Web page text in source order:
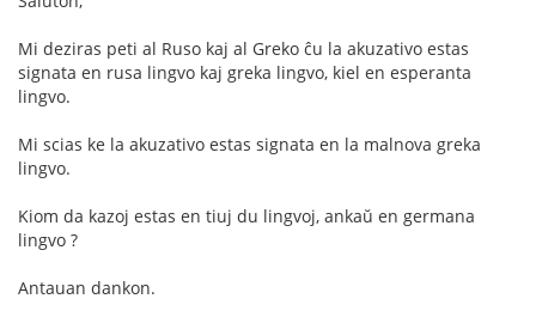
Mi deziras peti al Ruso kaj al Greko ĉu la akuzativo estas
signata en rusa lingvo kaj greka lingvo, kiel en esperanta
lingvo.
Mi scias ke la akuzativo estas signata en la malnova greka
lingvo.
Kiom da kazoj estas en tiuj du lingvoj, ankaŭ en germana
lingvo ?
Antauan dankon.